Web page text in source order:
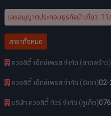
เลขอนุญาตประกอบธุรกิจนำเที่ยว:
สาขาทั้งหมด
ควอลิตี้ เอ็กซ์เพรส จำกัด (ลาดพร้าว)
ควอลิตี้ เอ็กซ์เพรส จำกัด (รัชดา)02-
บริษัท ควอลิตี้ ทัวร์ จำกัด (ภูเก็ต)